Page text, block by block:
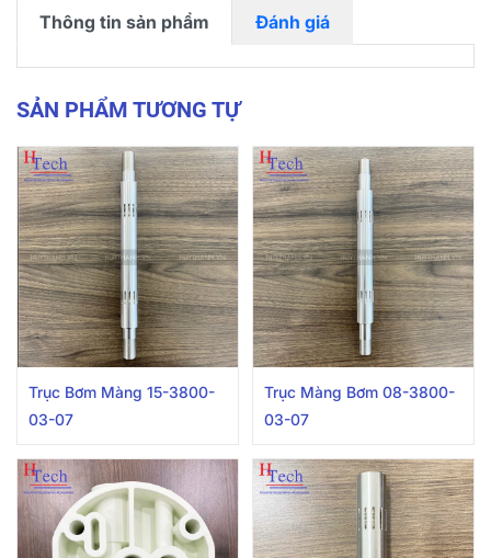
Thông tin sản phẩm Đánh giá
SẢN PHẨM TƯƠNG TỰ
Trục Bơm Màng 15-3800-
03-07
Trục Màng Bơm 08-3800-
03-07